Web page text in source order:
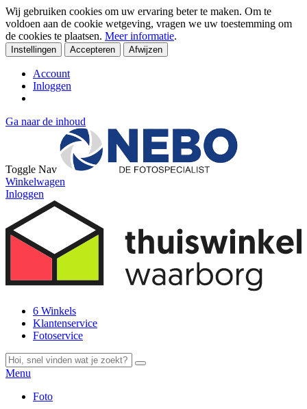
Wij gebruiken cookies om uw ervaring beter te maken. Om te
voldoen aan de cookie wetgeving, vragen we uw toestemming om
de cookies te plaatsen. Meer informatie.
Instellingen Accepteren Afwijzen
Account
Inloggen
Ga naar de inhoud
Toggle Nav
Winkelwagen
Inloggen
6 Winkels
Klantenservice
Fotoservice
Menu
Foto